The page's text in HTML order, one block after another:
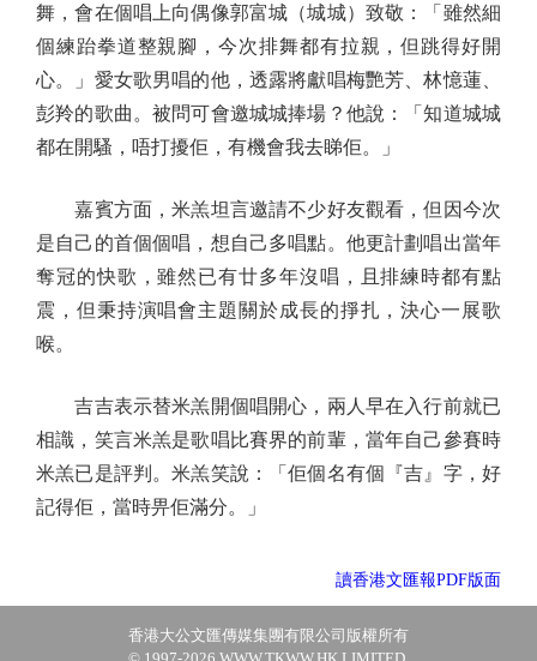
舞，會在個唱上向偶像郭富城（城城）致敬：「雖然細
個練跆拳道整親腳，今次排舞都有拉親，但跳得好開
心。」愛女歌男唱的他，透露將獻唱梅艷芳、林憶蓮、
彭羚的歌曲。被問可會邀城城捧場？他說：「知道城城
都在開騷，唔打擾佢，有機會我去睇佢。」
嘉賓方面，米羔坦言邀請不少好友觀看，但因今次
是自己的首個個唱，想自己多唱點。他更計劃唱出當年
奪冠的快歌，雖然已有廿多年沒唱，且排練時都有點
震，但秉持演唱會主題關於成長的掙扎，決心一展歌
喉。
吉吉表示替米羔開個唱開心，兩人早在入行前就已
相識，笑言米羔是歌唱比賽界的前輩，當年自己參賽時
米羔已是評判。米羔笑說：「佢個名有個『吉』字，好
記得佢，當時畀佢滿分。」
讀香港文匯報PDF版面
香港大公文匯傳媒集團有限公司版權所有